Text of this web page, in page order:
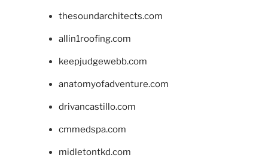
thesoundarchitects.com
allin1roofing.com
keepjudgewebb.com
anatomyofadventure.com
drivancastillo.com
cmmedspa.com
midletontkd.com